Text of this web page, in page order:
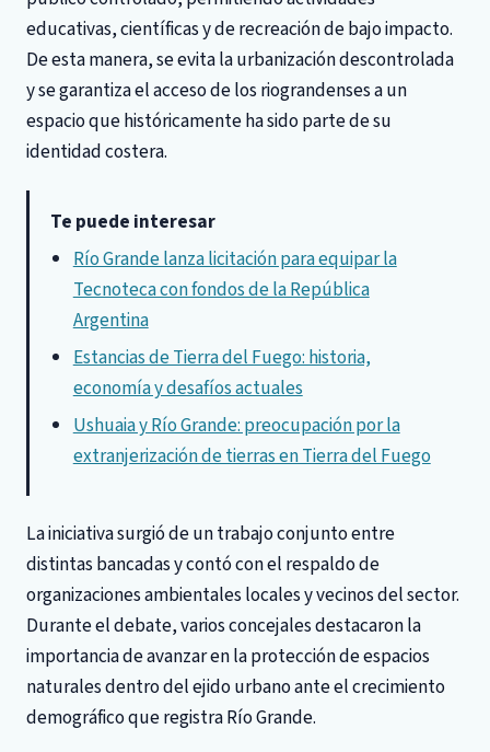
educativas, científicas y de recreación de bajo impacto.
De esta manera, se evita la urbanización descontrolada
y se garantiza el acceso de los riograndenses a un
espacio que históricamente ha sido parte de su
identidad costera.
Te puede interesar
Río Grande lanza licitación para equipar la
Tecnoteca con fondos de la República
Argentina
Estancias de Tierra del Fuego: historia,
economía y desafíos actuales
Ushuaia y Río Grande: preocupación por la
extranjerización de tierras en Tierra del Fuego
La iniciativa surgió de un trabajo conjunto entre
distintas bancadas y contó con el respaldo de
organizaciones ambientales locales y vecinos del sector.
Durante el debate, varios concejales destacaron la
importancia de avanzar en la protección de espacios
naturales dentro del ejido urbano ante el crecimiento
demográfico que registra Río Grande.